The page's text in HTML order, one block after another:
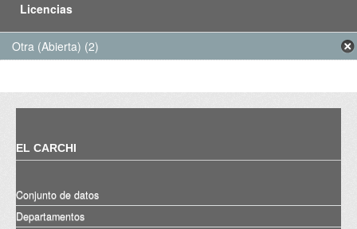
Licencias
Otra (Abierta) (2)
EL CARCHI
Conjunto de datos
Departamentos